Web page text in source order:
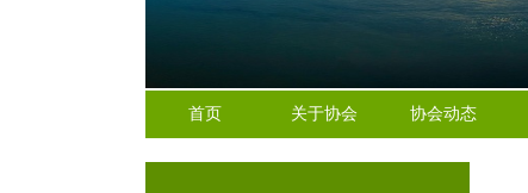
首页 关于协会 协会动态